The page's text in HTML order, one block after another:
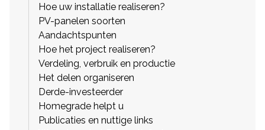
Hoe uw installatie realiseren?
PV-panelen soorten
Aandachtspunten
Hoe het project realiseren?
Verdeling, verbruik en productie
Het delen organiseren
Derde-investeerder
Homegrade helpt u
Publicaties en nuttige links